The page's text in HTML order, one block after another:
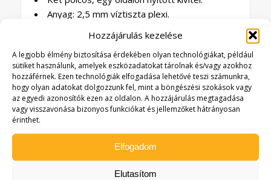
Hozzájárulás kezelése
A legjobb élmény biztosítása érdekében olyan technológiákat, például
sütiket használunk, amelyek eszközadatokat tárolnak és/vagy azokhoz
hozzáférnek. Ezen technológiák elfogadása lehetővé teszi számunkra,
hogy olyan adatokat dolgozzunk fel, mint a böngészési szokások vagy
az egyedi azonosítók ezen az oldalon. A hozzájárulás megtagadása
vagy visszavonása bizonyos funkciókat és jellemzőket hátrányosan
érinthet.
Elfogadom
Elutasítom
Anyag: 2,5 mm víztiszta plexi.
(szélesség x mélység x magasság)
Polc közök: 130 mm
Korona mérete: szélesség 210 mm x
magasság 75 mm
A plexi display segíti a rendezett és
esztétikus termékbemutatást, miközben védi is a
Könnyen tisztítható felület.
A kétpolcos patika display ideális választás lehet,